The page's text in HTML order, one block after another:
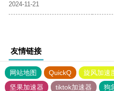
2024-11-21
友情链接
网站地图 QuickQ 旋风加速
坚果加速器
tiktok加速器
狗